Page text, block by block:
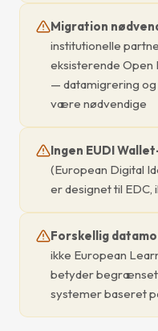
Migration
institutionelle
eksisterende
— datamigrering
være nødvendige
Ingen EUDI
(European Digital
er designet til EDC,
Forskellig
ikke European
betyder
systemer baseret